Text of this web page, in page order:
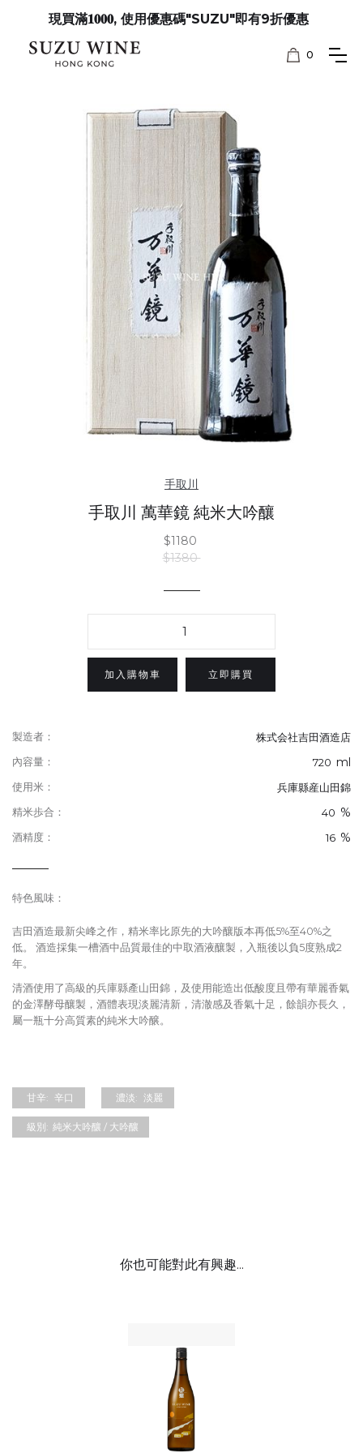
現買滿𝟏𝟎𝟎𝟎, 使用優惠碼"SUZU"即有9折優惠
0
手取川
手取川 萬華鏡 純米大吟釀
$1180
$1380
立即購買
製造者： 株式会社吉田酒造店
內容量： 720 ml
使用米： 兵庫縣産山田錦
精米歩合： 40 %
酒精度： 16 %
特色風味：
吉田酒造最新尖峰之作，精米率比原先的大吟釀版本再低5%至40%之
低。 酒造採集一槽酒中品質最佳的中取酒液釀製，入瓶後以負5度熟成2
年。
清酒使用了高級的兵庫縣產山田錦，及使用能造出低酸度且帶有華麗香氣
的金澤酵母釀製，酒體表現淡麗清新，清澈感及香氣十足，餘韻亦長久，
屬一瓶十分高質素的純米大吟醸。
甘辛: 辛口 濃淡: 淡麗
級別: 純米大吟釀 / 大吟釀
你也可能對此有興趣...